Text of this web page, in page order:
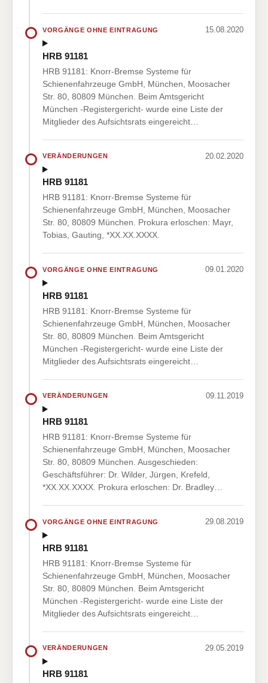
VORGÄNGE OHNE EINTRAGUNG 15.08.2020
HRB 91181
HRB 91181: Knorr-Bremse Systeme für
Schienenfahrzeuge GmbH, München, Moosacher
Str. 80, 80809 München. Beim Amtsgericht
München -Registergericht- wurde eine Liste der
Mitglieder des Aufsichtsrats eingereicht…
VERÄNDERUNGEN 20.02.2020
HRB 91181
HRB 91181: Knorr-Bremse Systeme für
Schienenfahrzeuge GmbH, München, Moosacher
Str. 80, 80809 München. Prokura erloschen: Mayr,
Tobias, Gauting, *XX.XX.XXXX.
VORGÄNGE OHNE EINTRAGUNG 09.01.2020
HRB 91181
HRB 91181: Knorr-Bremse Systeme für
Schienenfahrzeuge GmbH, München, Moosacher
Str. 80, 80809 München. Beim Amtsgericht
München -Registergericht- wurde eine Liste der
Mitglieder des Aufsichtsrats eingereicht…
VERÄNDERUNGEN 09.11.2019
HRB 91181
HRB 91181: Knorr-Bremse Systeme für
Schienenfahrzeuge GmbH, München, Moosacher
Str. 80, 80809 München. Ausgeschieden:
Geschäftsführer: Dr. Wilder, Jürgen, Krefeld,
*XX.XX.XXXX. Prokura erloschen: Dr. Bradley…
VORGÄNGE OHNE EINTRAGUNG 29.08.2019
HRB 91181
HRB 91181: Knorr-Bremse Systeme für
Schienenfahrzeuge GmbH, München, Moosacher
Str. 80, 80809 München. Beim Amtsgericht
München -Registergericht- wurde eine Liste der
Mitglieder des Aufsichtsrats eingereicht…
VERÄNDERUNGEN 29.05.2019
HRB 91181